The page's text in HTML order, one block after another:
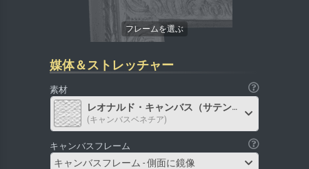
媒体＆ストレッチャー
素材
レオナルド・キャンバス（サテン）
(キャンバスベネチア)
キャンバスフレーム
キャンバスフレーム - 側面に鏡像